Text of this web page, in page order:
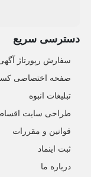
دسترسی سریع
سفارش رپورتاژ
صفحه اختصاصی
تبلیغات انبوه
طراحی سایت
قوانین و مقررات
ثبت اینماد
درباره ما